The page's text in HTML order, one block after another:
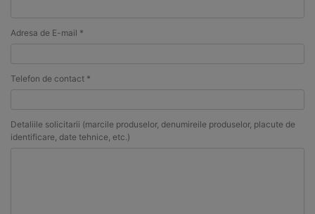
Adresa de E-mail *
Telefon de contact *
Detaliile solicitarii (marcile produselor, denumireile produselor, placute de
identificare, date tehnice, etc.)